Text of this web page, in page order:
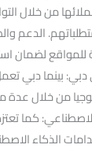
من خلال
الدعم
لضمان
دبي: بينما دبي
من خلال عدة
كما
الذكاء